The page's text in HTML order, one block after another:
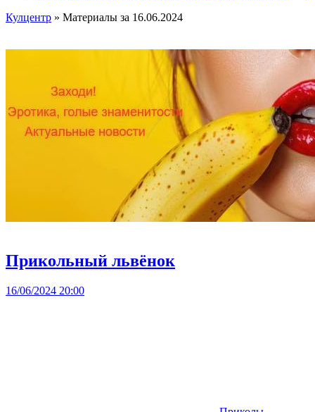
Кулцентр » Материалы за 16.06.2024
Прикольный львёнок
16/06/2024 20:00